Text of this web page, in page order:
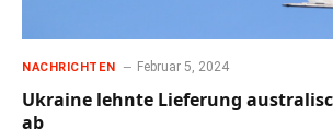
NACHRICHTEN Februar 5, 2024
Ukraine lehnte Lieferung
ab